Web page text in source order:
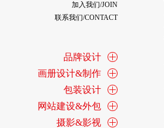
加入我们/JOIN
联系我们/CONTACT
品牌设计
画册设计&制作
包装设计
网站建设&外包
摄影&影视